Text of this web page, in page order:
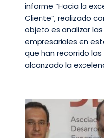
informe “Hacia la
Cliente”, realizado
objeto es analizar
empresariales en
que han recorrido
alcanzado la